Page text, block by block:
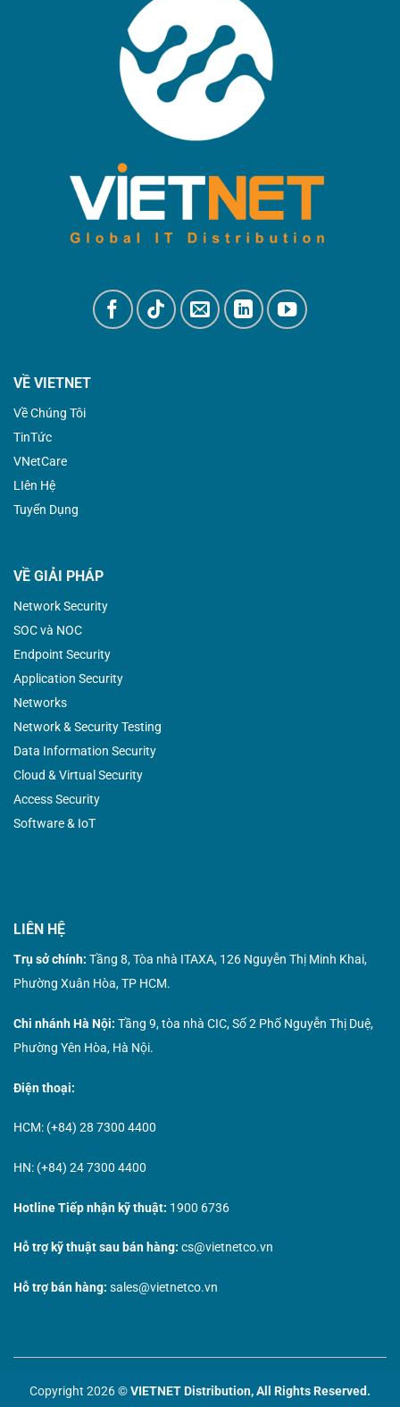
VỀ VIETNET
Về Chúng Tôi
TinTức
VNetCare
LIên Hệ
Tuyển Dụng
VỀ GIẢI PHÁP
Network Security
SOC và NOC
Endpoint Security
Application Security
Networks
Network & Security Testing
Data Information Security
Cloud & Virtual Security
Access Security
Software & IoT
LIÊN HỆ
Trụ sở chính: Tầng 8, Tòa nhà ITAXA, 126 Nguyễn Thị Minh Khai,
Phường Xuân Hòa, TP HCM.
Chi nhánh Hà Nội: Tầng 9, tòa nhà CIC, Số 2 Phố Nguyễn Thị Duệ,
Phường Yên Hòa, Hà Nội.
Điện thoại:
HCM: (+84) 28 7300 4400
HN: (+84) 24 7300 4400
Hotline Tiếp nhận kỹ thuật: 1900 6736
Hỗ trợ kỹ thuật sau bán hàng: cs@vietnetco.vn
Hỗ trợ bán hàng: sales@vietnetco.vn
Copyright 2026 ©VIETNET Distribution, All Rights Reserved.